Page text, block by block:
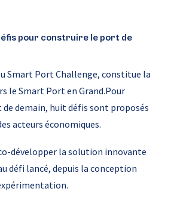
pour construire le port de
Smart Port Challenge, constitue la
le Smart Port en Grand.Pour
demain, huit défis sont proposés
acteurs économiques.
développer la solution innovante
défi lancé, depuis la conception